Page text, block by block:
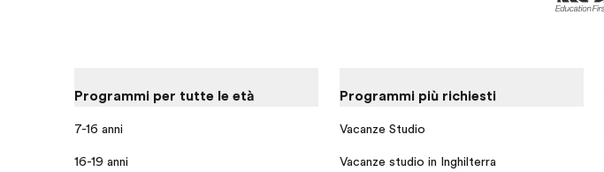
Programmi per tutte le età
7-16 anni
16-19 anni
Programmi più richiesti
Vacanze Studio
Vacanze studio in Inghilterra